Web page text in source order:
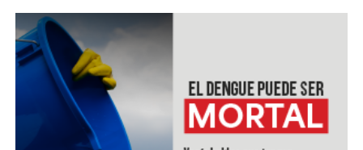
sensatez y sentido común de las personas. Las
autoridades de Migración indicaron que 13 salvadoreños
ingresaron por Valle Nuevo. Todos presentaron la
prueba PCR.
ADVERTISEMENT